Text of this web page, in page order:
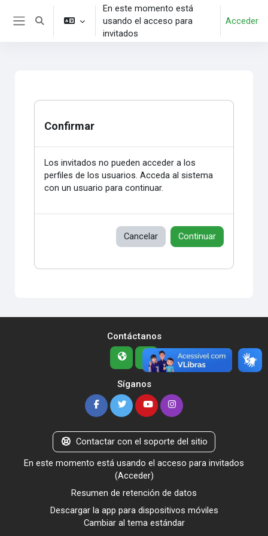
Salta al contenido principal
Selector de búsqueda de entrada
En este momento está
usando el acceso para
invitados
Acceder
Confirmar
Los invitados no pueden acceder a los
perfiles de los usuarios. Acceda al sistema
con un usuario para continuar.
Cancelar Continuar
Contáctanos
Síganos
Contactar con el soporte del sitio
En este momento está usando el acceso para invitados
(Acceder)
Resumen de retención de datos
Descargar la app para dispositivos móviles
Cambiar al tema estándar